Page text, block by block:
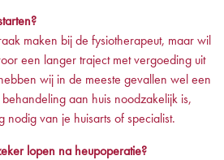
maken bij de fysiotherapeut, maar wil
een langer traject met vergoeding uit
wij in de meeste gevallen wel een
aan huis noodzakelijk is,
van je huisarts of specialist.
lopen na heupoperatie?